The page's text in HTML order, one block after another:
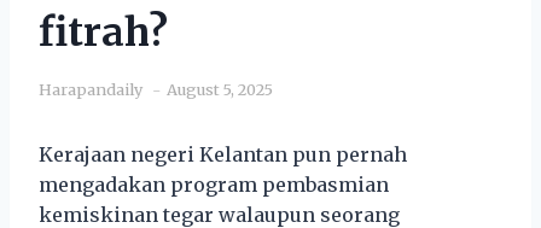
fitrah?
Harapandaily August 5, 2025
Kerajaan negeri Kelantan pun pernah
mengadakan program pembasmian
kemiskinan tegar walaupun seorang